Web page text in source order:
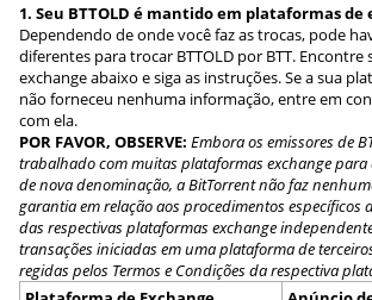
1. Seu BTTOLD é mantido em plataformas de
Dependendo de onde você faz as trocas, pode
diferentes para trocar BTTOLD por BTT.
exchange abaixo e siga as instruções. Se a sua
não forneceu nenhuma informação, entre em
com ela.
POR FAVOR, OBSERVE: Embora os emissores de
trabalhado com muitas plataformas exchange para
de nova denominação, a BitTorrent não faz
garantia em relação aos procedimentos específicos
das respectivas plataformas exchange
transações iniciadas em uma plataforma de
regidas pelos Termos e Condições da respectiva